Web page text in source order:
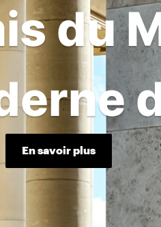
du
En savoir plus